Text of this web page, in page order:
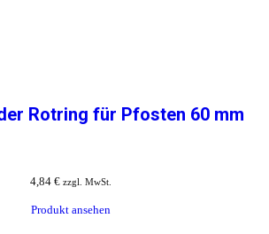
Rotring für Pfosten 60 mm
4,84 € zzgl. MwSt.
Produkt ansehen